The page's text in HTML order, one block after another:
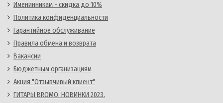
Именинникам - скидка до 10%
Политика конфиденциальности
Гарантийное обслуживание
Правила обмена и возврата
Вакансии
Бюджетным организациям
Акция "Отзывчивый клиент"
ГИТАРЫ BROMO. НОВИНКИ 2023.